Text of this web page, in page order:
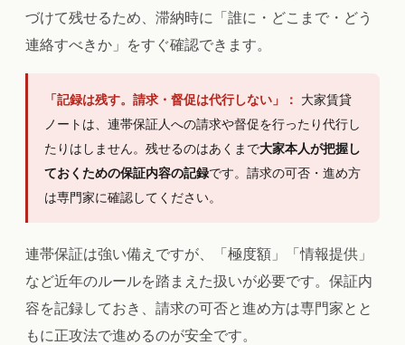
づけて残せるため、滞納時に「誰に・どこまで・どう
連絡すべきか」をすぐ確認できます。
「記録は残す。請求・督促は代行しない」： 大家賃貸
ノートは、連帯保証人への請求や督促を行ったり代行し
たりはしません。残せるのはあくまで大家本人が把握し
ておくための保証内容の記録です。請求の可否・進め方
は専門家に確認してください。
連帯保証は強い備えですが、「極度額」「情報提供」
など近年のルールを踏まえた扱いが必要です。保証内
容を記録しておき、請求の可否と進め方は専門家とと
もに正攻法で進めるのが安全です。